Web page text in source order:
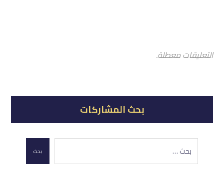
التعليقات معطلة.
بحث المشاركات
بحث